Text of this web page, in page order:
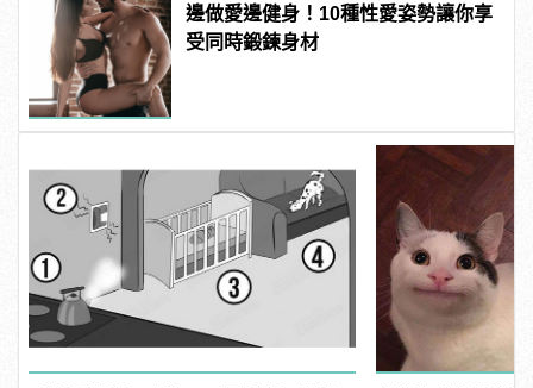
邊做愛邊健身！10種性愛姿勢讓你享
受同時鍛鍊身材